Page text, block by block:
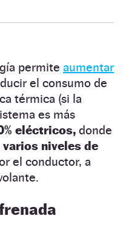
permite aumentar
el consumo de
térmica (si la
es más
eléctricos, donde
varios niveles de
el conductor, a